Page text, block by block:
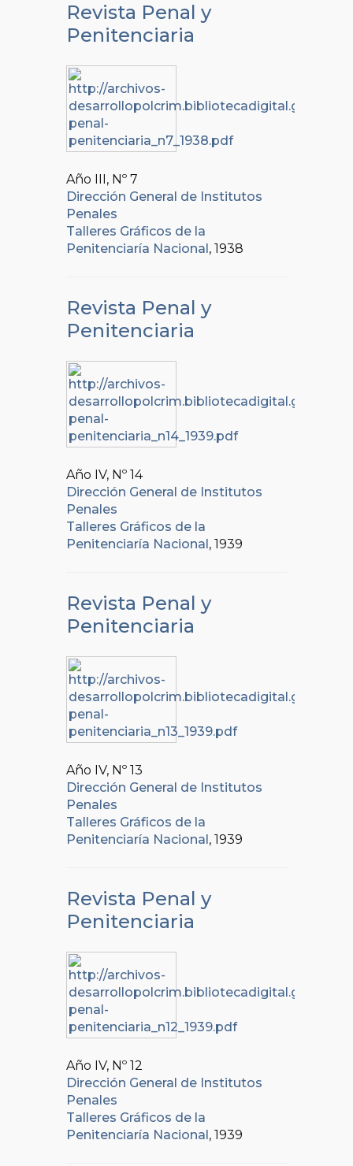
Revista Penal y
Penitenciaria
Año III, Nº 7
Dirección General de Institutos
Penales
Talleres Gráficos de la
Penitenciaría Nacional , 1938
Revista Penal y
Penitenciaria
Año IV, Nº 14
Dirección General de Institutos
Penales
Talleres Gráficos de la
Penitenciaría Nacional , 1939
Revista Penal y
Penitenciaria
Año IV, Nº 13
Dirección General de Institutos
Penales
Talleres Gráficos de la
Penitenciaría Nacional , 1939
Revista Penal y
Penitenciaria
Año IV, Nº 12
Dirección General de Institutos
Penales
Talleres Gráficos de la
Penitenciaría Nacional , 1939